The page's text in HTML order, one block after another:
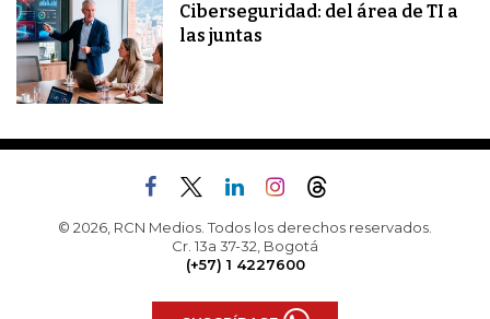
Ciberseguridad: del área de TI a
las juntas
© 2026, RCN Medios. Todos los derechos reservados.
Cr. 13a 37-32, Bogotá
(+57) 1 4227600